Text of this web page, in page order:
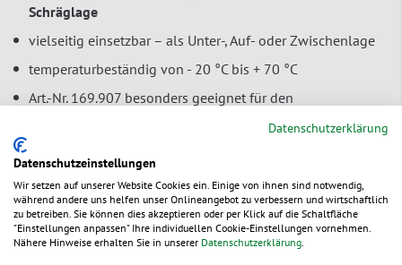
Schräglage
vielseitig einsetzbar – als Unter-, Auf- oder Zwischenlage
temperaturbeständig von - 20 °C bis + 70 °C
Art.-Nr. 169.907 besonders geeignet für den
beidseitig rutschhemmend
Papier, recyclingfähig
Beratung anfordern
Datenschutzerklärung
Datenschutzeinstellungen
Wir setzen auf unserer Website Cookies ein. Einige von ihnen sind notwendig,
während andere uns helfen unser Onlineangebot zu verbessern und wirtschaftlich
zu betreiben. Sie können dies akzeptieren oder per Klick auf die Schaltfläche
"Einstellungen anpassen" Ihre individuellen Cookie-Einstellungen vornehmen.
Nähere Hinweise erhalten Sie in unserer Datenschutzerklärung